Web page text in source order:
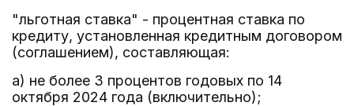
"льготная ставка" - процентная ставка по
кредиту, установленная кредитным договором
(соглашением), составляющая:
а) не более 3 процентов годовых по 14
октября 2024 года (включительно);